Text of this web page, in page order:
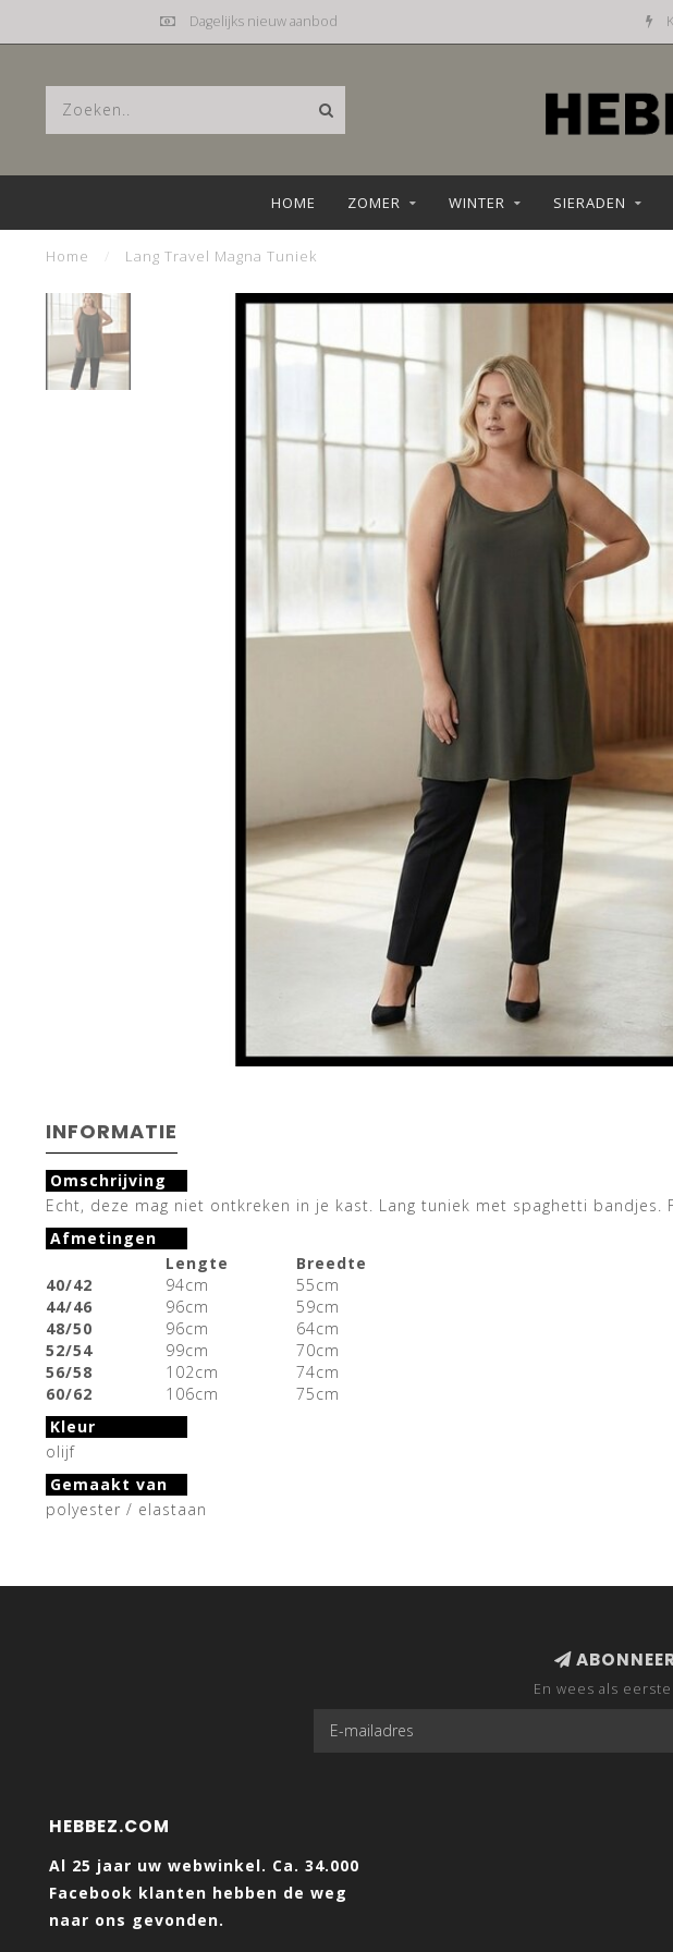
Dagelijks nieuw aanbod
HOME ZOMER WINTER SIERADEN
Home Lang Travel Magna Tuniek
INFORMATIE
Omschrijving
Echt, deze mag niet ontkreken in je kast. Lang tuniek met spaghetti
Afmetingen
Lengte
Breedte
40/42
94cm
55cm
44/46
96cm
59cm
48/50
96cm
64cm
52/54
99cm
70cm
56/58
102cm
74cm
60/62
106cm
75cm
Kleur
olijf
Gemaakt van
polyester / elastaan
En wees als
HEBBEZ.COM
Al 25 jaar uw webwinkel. Ca. 34.000
Facebook klanten hebben de weg
naar ons gevonden.